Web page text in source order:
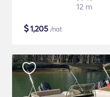
12 m
$1,205 /nat